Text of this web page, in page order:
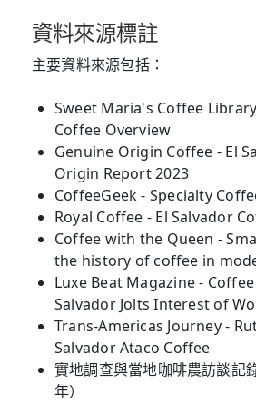
資料來源標註
主要資料來源包括：
Sweet Maria's Coffee
Coffee Overview
Genuine Origin Coffee - El
Origin Report 2023
CoffeeGeek - Specialty
Royal Coffee - El Salvador
Coffee with the Queen -
the history of coffee in
Luxe Beat Magazine -
Salvador Jolts Interest of
Trans-Americas Journey -
Salvador Ataco Coffee
實地調查與當地咖啡農訪談記
年）